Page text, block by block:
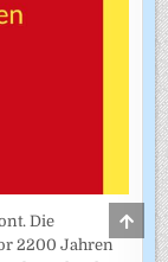
Die
2200 Jahren
TO
TOP